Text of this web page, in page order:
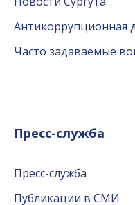
Антикоррупционная
Часто задаваемые
Пресс-служба
Пресс-служба
Публикации в СМИ